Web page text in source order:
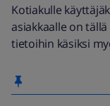
Kotiakulle
asiakkaalle on
tietoihin käsiksi